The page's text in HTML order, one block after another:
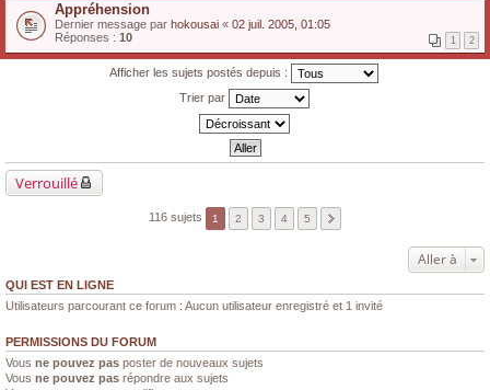
Appréhension
Dernier message par hokousai « 02 juil. 2005, 01:05
Réponses : 10 1 2
Afficher les sujets postés depuis :
Trier par
Verrouillé
116 sujets 1 2 3 4 5
Aller à
QUI EST EN LIGNE
Utilisateurs parcourant ce forum : Aucun utilisateur enregistré et 1 invité
PERMISSIONS DU FORUM
Vous ne pouvez pas poster de nouveaux sujets
Vous ne pouvez pas répondre aux sujets